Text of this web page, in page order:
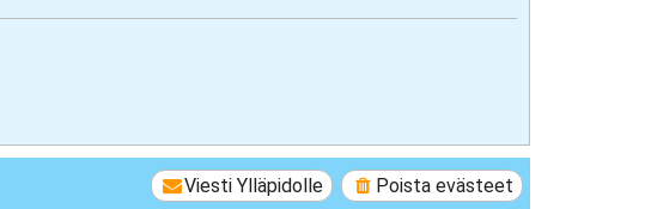
Poista evästeet
Viesti Ylläpidolle